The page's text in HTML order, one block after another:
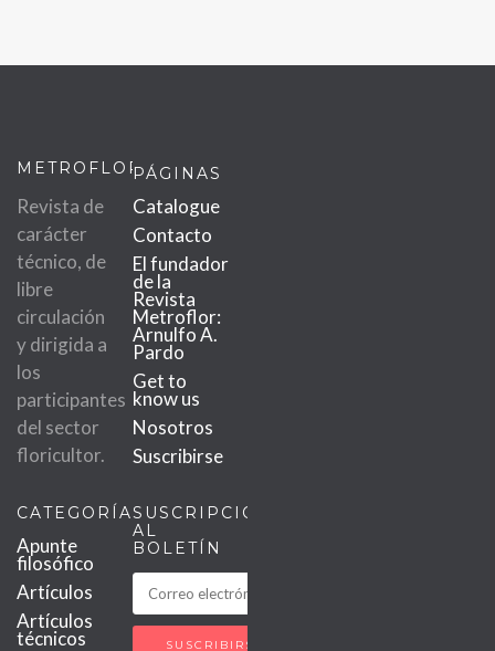
METROFLOR
Revista de
carácter
técnico, de
libre
circulación
y dirigida a
los
participantes
del sector
floricultor.
PÁGINAS
Catalogue
Contacto
El fundador
de la
Revista
Metroflor:
Arnulfo A.
Pardo
Get to
know us
Nosotros
Suscribirse
CATEGORÍAS
Apunte
filosófico
Artículos
Artículos
técnicos
SUSCRIPCIÓN
AL
BOLETÍN